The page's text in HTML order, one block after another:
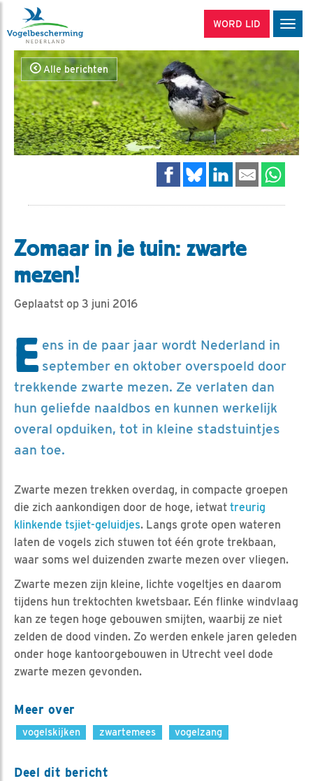
WORD LID
Alle berichten
Zomaar in je tuin: zwarte
mezen!
Geplaatst op 3 juni 2016
E ens in de paar jaar wordt Nederland in
september en oktober overspoeld door
trekkende zwarte mezen. Ze verlaten dan
hun geliefde naaldbos en kunnen werkelijk
overal opduiken, tot in kleine stadstuintjes
aan toe.
Zwarte mezen trekken overdag, in compacte groepen
die zich aankondigen door de hoge, ietwat treurig
klinkende tsjiet-geluidjes. Langs grote open wateren
laten de vogels zich stuwen tot één grote trekbaan,
waar soms wel duizenden zwarte mezen over vliegen.
Zwarte mezen zijn kleine, lichte vogeltjes en daarom
tijdens hun trektochten kwetsbaar. Eén flinke windvlaag
kan ze tegen hoge gebouwen smijten, waarbij ze niet
zelden de dood vinden. Zo werden enkele jaren geleden
onder hoge kantoorgebouwen in Utrecht veel dode
zwarte mezen gevonden.
Meer over
vogelskijken zwartemees vogelzang
Deel dit bericht